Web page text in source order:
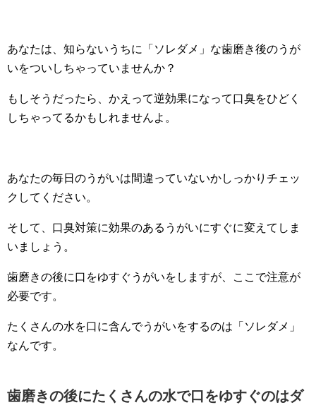
あなたは、知らないうちに「ソレダメ」な歯磨き後のうが
いをついしちゃっていませんか？
もしそうだったら、かえって逆効果になって口臭をひどく
しちゃってるかもしれませんよ。
あなたの毎日のうがいは間違っていないかしっかりチェッ
クしてください。
そして、口臭対策に効果のあるうがいにすぐに変えてしま
いましょう。
歯磨きの後に口をゆすぐうがいをしますが、ここで注意が
必要です。
たくさんの水を口に含んでうがいをするのは「ソレダメ」
なんです。
歯磨きの後にたくさんの水で口をゆすぐのはダ